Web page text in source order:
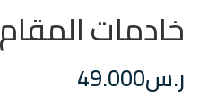
خادمات المقام
ر.س49.000